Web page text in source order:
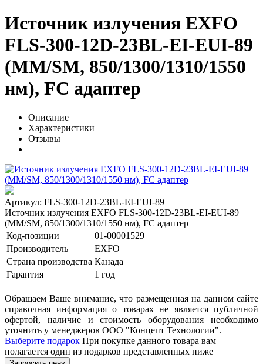
Источник излучения EXFO
FLS-300-12D-23BL-EI-EUI-89
(MM/SM, 850/1300/1310/1550
нм), FC адаптер
Описание
Характеристики
Отзывы
Артикул: FLS-300-12D-23BL-EI-EUI-89
Источник излучения EXFO FLS-300-12D-23BL-EI-EUI-89
(MM/SM, 850/1300/1310/1550 нм), FC адаптер
Код-позиции
01-00001529
Производитель
EXFO
Страна производства Канада
Гарантия
1 год
Обращаем Ваше внимание, что размещенная на данном сайте
справочная информация о товарах не является публичной
офертой, наличие и стоимость оборудования необходимо
уточнить у менеджеров ООО "Концепт Технологии".
Выберите подарок При покупке данного товара вам
полагается один из подарков представленных ниже